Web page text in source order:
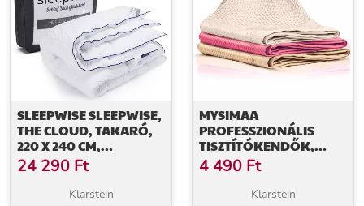
SLEEPWISE SLEEPWISE,
THE CLOUD, TAKARÓ,
220 X 240 CM,
MIKROSZÁLAS, EGÉSZ
ÉVBEN HASZNÁLHATÓ
TAKARÓ
24 290 Ft
Klarstein
MYSIMAA
PROFESSZIONÁLIS
TISZTÍTÓKENDŐK,
TISZTÍTÓKENDŐK,
CLASSICPACK,
MIKROSZÁLAS 60 X 40
4 490 Ft
Klarstein